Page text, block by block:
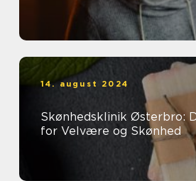
14. august 2024
Skønhedsklinik Østerbro:
for Velvære og Skønhed